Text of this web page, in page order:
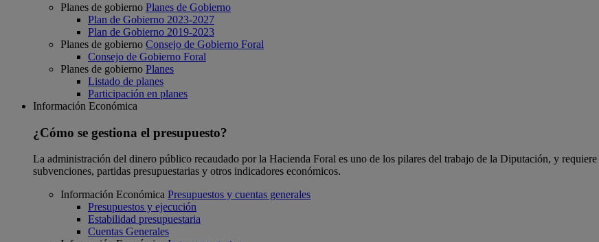
Planes de gobierno Planes de Gobierno
Plan de Gobierno 2023-2027
Plan de Gobierno 2019-2023
Planes de gobierno Consejo de Gobierno Foral
Consejo de Gobierno Foral
Planes de gobierno Planes
Listado de planes
Participación en planes
Información Económica
¿Cómo se gestiona el presupuesto?
La administración del dinero público recaudado por la Hacienda Foral es uno de los pilares del trabajo de la Diputación, y
subvenciones, partidas presupuestarias y otros indicadores económicos.
Información Económica Presupuestos y cuentas generales
Presupuestos y ejecución
Estabilidad presupuestaria
Cuentas Generales